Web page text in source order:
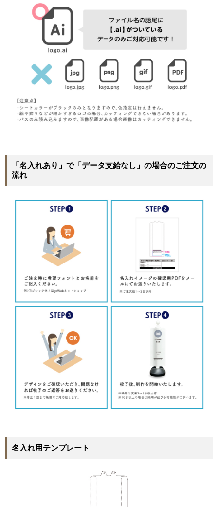
「名入れあり」で「データ支給なし」の場合のご注文の
流れ
名入れ用テンプレート